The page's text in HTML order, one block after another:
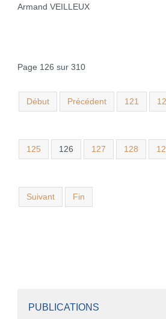
Armand VEILLEUX
Page 126 sur 310
Début Précédent 121
125 126 127 128
Suivant Fin
PUBLICATIONS